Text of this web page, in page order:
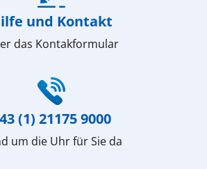
und Kontakt
das Kontakformular
(1) 21175 9000
um die Uhr für Sie da